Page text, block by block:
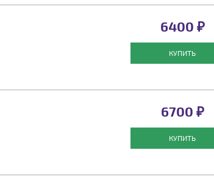
6400 ₽
КУПИТЬ
6700 ₽
КУПИТЬ